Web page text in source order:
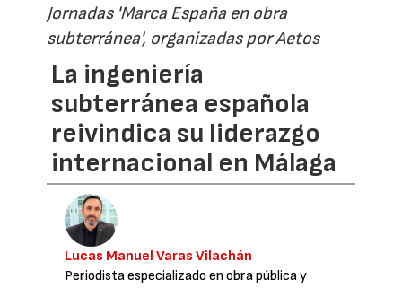
Jornadas 'Marca España en obra
subterránea', organizadas por Aetos
La ingeniería
subterránea española
reivindica su liderazgo
internacional en Málaga
Lucas Manuel Varas Vilachán
Periodista especializado en obra pública y